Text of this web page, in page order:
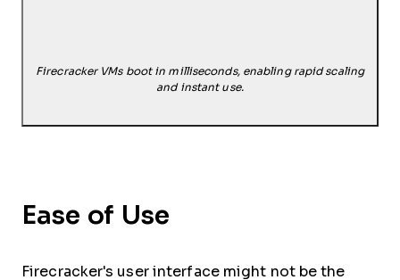
Firecracker VMs boot in milliseconds, enabling rapid scaling
and instant use.
Ease of Use
Firecracker's user interface might not be the